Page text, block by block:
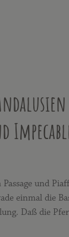
und
einmal die
Daß die